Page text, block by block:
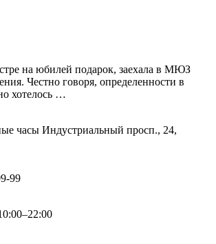
на юбилей подарок, заехала в МЮЗ
Честно говоря, определенности в
хотелось …
часы Индустриальный просп., 24,
99